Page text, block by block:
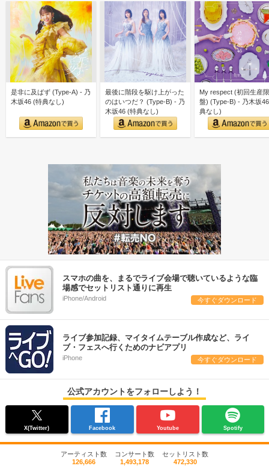
是非に及ばず (Type-A) - 乃
木坂46 (特典なし)
最後に階段を駆け上がった
のはいつだ？ (Type-B) - 乃
木坂46 (特典なし)
My respect (初回生産
盤) (Type-B) - 乃木坂
典なし)
スマホの曲を、まるでライブ会場で聴いているような臨
場感でセットリスト通りに再生
iPhone/Android 今すぐダウンロード
ライブ参加記録、マイタイムテーブル作成など、ライ
ブ・フェスへ行くためのナビアプリ
iPhone 今すぐダウンロード
公式アカウントをフォローしよう！
X(Twitter) Facebook Youtube Spotify
アーティスト数
126,666
コンサート数
1,493,178
セットリスト数
472,330